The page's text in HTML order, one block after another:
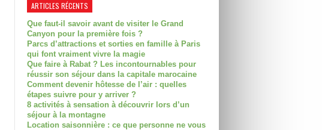
ARTICLES RÉCENTS
Que faut-il savoir avant de visiter le Grand
Canyon pour la première fois ?
Parcs d’attractions et sorties en famille à Paris
qui font vraiment vivre la magie
Que faire à Rabat ? Les incontournables pour
réussir son séjour dans la capitale marocaine
Comment devenir hôtesse de l’air : quelles
étapes suivre pour y arriver ?
8 activités à sensation à découvrir lors d’un
séjour à la montagne
Location saisonnière : ce que personne ne vous